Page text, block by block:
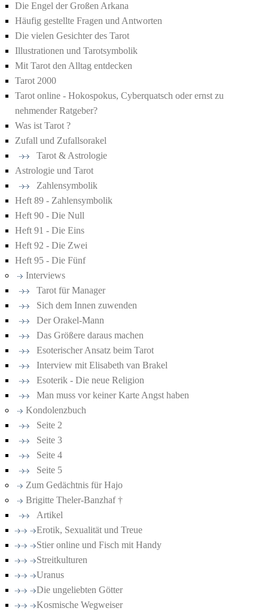
Die Engel der Großen Arkana
Häufig gestellte Fragen und Antworten
Die vielen Gesichter des Tarot
Illustrationen und Tarotsymbolik
Mit Tarot den Alltag entdecken
Tarot 2000
Tarot online - Hokospokus, Cyberquatsch oder ernst zu
nehmender Ratgeber?
Was ist Tarot ?
Zufall und Zufallsorakel
Tarot & Astrologie
Astrologie und Tarot
Zahlensymbolik
Heft 89 - Zahlensymbolik
Heft 90 - Die Null
Heft 91 - Die Eins
Heft 92 - Die Zwei
Heft 95 - Die Fünf
Interviews
Tarot für Manager
Sich dem Innen zuwenden
Der Orakel-Mann
Das Größere daraus machen
Esoterischer Ansatz beim Tarot
Interview mit Elisabeth van Brakel
Esoterik - Die neue Religion
Man muss vor keiner Karte Angst haben
Kondolenzbuch
Seite 2
Seite 3
Seite 4
Seite 5
Zum Gedächtnis für Hajo
Brigitte Theler-Banzhaf †
Artikel
Erotik, Sexualität und Treue
Stier online und Fisch mit Handy
Streitkulturen
Uranus
Die ungeliebten Götter
Kosmische Wegweiser